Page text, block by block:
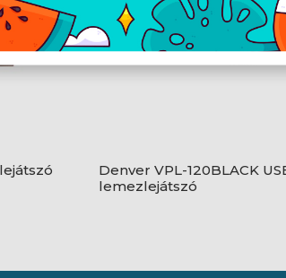
Denver VPL-120BLACK
lemezlejátszó